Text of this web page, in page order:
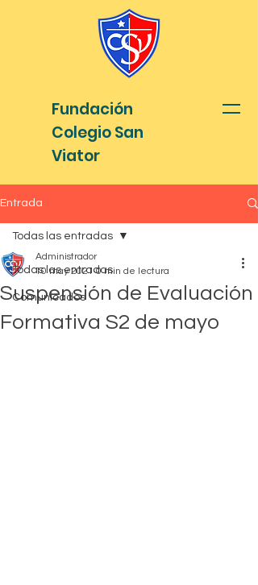
Fundación
Colegio San
Viator
Entrada
Todas las entradas
Comunicados
Todas las entradas
Suspensión de Evaluación
Formativa S2 de mayo
Administrador
10 may 2021 0 min de lectura